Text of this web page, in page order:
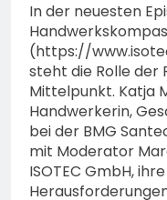
In der neuesten
(https://
steht die Rolle der
Mittelpunkt. Katja
Handwerkerin,
bei der BMG
mit Moderator
ISOTEC GmbH,